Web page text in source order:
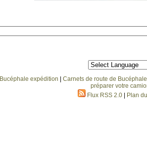
Bucéphale expédition
Carnets de route de
préparer votre
Flux RSS 2.0
Plan